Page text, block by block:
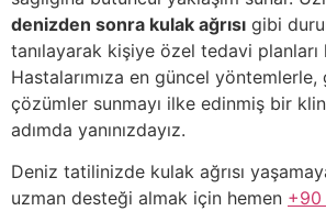
denizden sonra kulak ağrısı gibi
tanılayarak kişiye özel tedavi planları
Hastalarımıza en güncel
çözümler sunmayı ilke edinmiş bir
adımda yanınızdayız.
Deniz tatilinizde kulak ağrısı
uzman desteği almak için hemen +90